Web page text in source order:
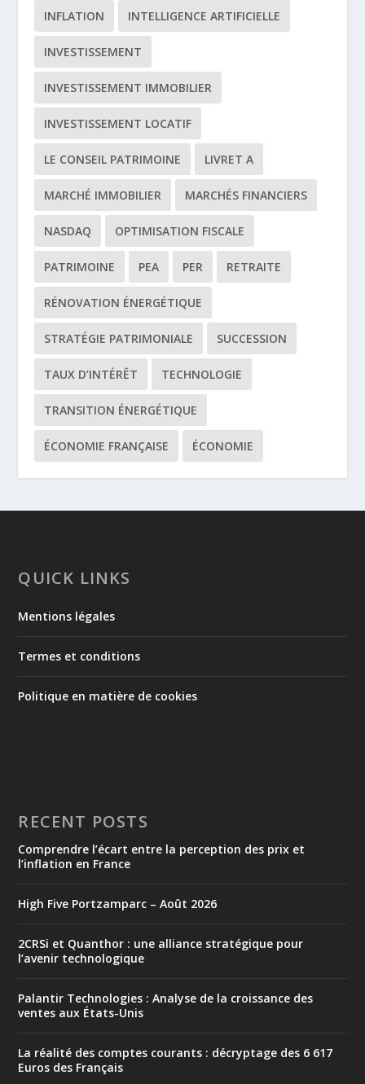
INFLATION INTELLIGENCE ARTIFICIELLE
INVESTISSEMENT
INVESTISSEMENT IMMOBILIER
INVESTISSEMENT LOCATIF
LE CONSEIL PATRIMOINE LIVRET A
MARCHÉ IMMOBILIER MARCHÉS FINANCIERS
NASDAQ OPTIMISATION FISCALE
PATRIMOINE PEA PER RETRAITE
RÉNOVATION ÉNERGÉTIQUE
STRATÉGIE PATRIMONIALE SUCCESSION
TAUX D’INTÉRÊT TECHNOLOGIE
TRANSITION ÉNERGÉTIQUE
ÉCONOMIE FRANÇAISE ÉCONOMIE
QUICK LINKS
Mentions légales
Termes et conditions
Politique en matière de cookies
RECENT POSTS
Comprendre l’écart entre la perception des prix et
l’inflation en France
High Five Portzamparc – Août 2026
2CRSi et Quanthor : une alliance stratégique pour
l’avenir technologique
Palantir Technologies : Analyse de la croissance des
ventes aux États-Unis
La réalité des comptes courants : décryptage des 6 617
Euros des Français